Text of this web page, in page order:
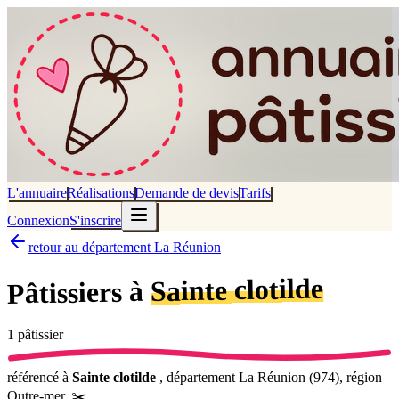
L'annuaireRéalisationsDemande de devisTarifs
ConnexionS'inscrire
retour au département La Réunion
Pâtissiers àSainte clotilde
1 pâtissier
référencé à Sainte clotilde , département La Réunion (974), région
Outre-mer. ✂️